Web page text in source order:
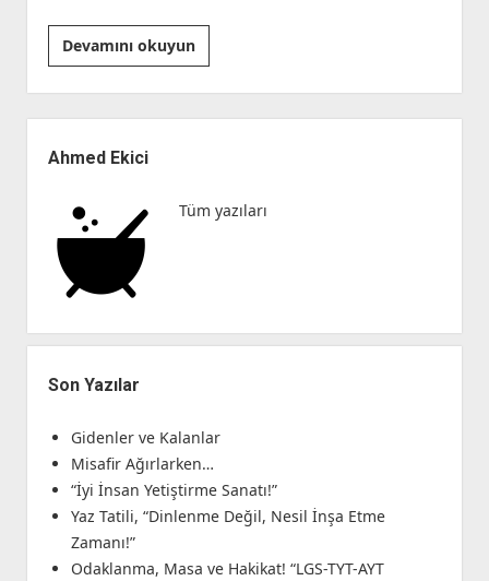
Devamını okuyunGene
Sharp
ve
İran
Menü
Ahmed Ekici
Tüm yazıları
Son Yazılar
Gidenler ve Kalanlar
Misafir Ağırlarken…
“İyi İnsan Yetiştirme Sanatı!”
Yaz Tatili, “Dinlenme Değil, Nesil İnşa Etme
Zamanı!”
Odaklanma, Masa ve Hakikat! “LGS-TYT-AYT